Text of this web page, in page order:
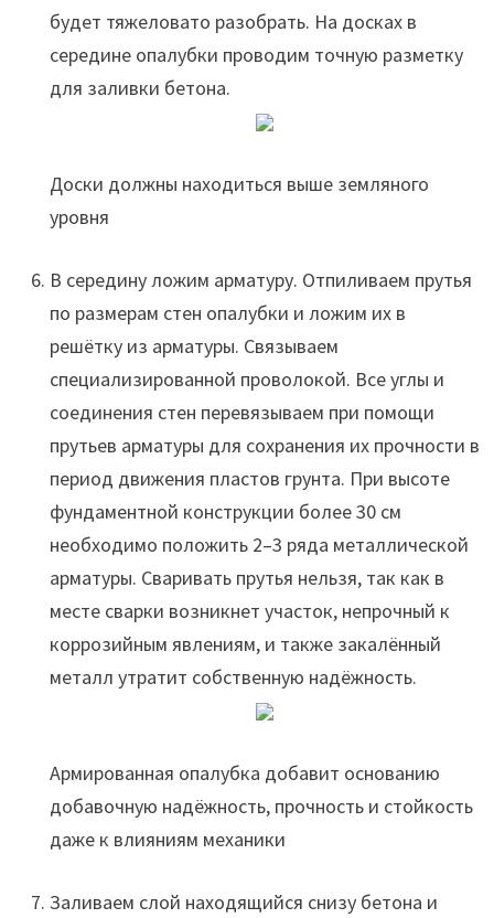
будет тяжеловато разобрать. На досках в
середине опалубки проводим точную разметку
для заливки бетона.
Доски должны находиться выше земляного
уровня
В середину ложим арматуру. Отпиливаем прутья
по размерам стен опалубки и ложим их в
решётку из арматуры. Связываем
специализированной проволокой. Все углы и
соединения стен перевязываем при помощи
прутьев арматуры для сохранения их прочности в
период движения пластов грунта. При высоте
фундаментной конструкции более 30 см
необходимо положить 2–3 ряда металлической
арматуры. Сваривать прутья нельзя, так как в
месте сварки возникнет участок, непрочный к
коррозийным явлениям, и также закалённый
металл утратит собственную надёжность.
Армированная опалубка добавит основанию
добавочную надёжность, прочность и стойкость
даже к влияниям механики
Заливаем слой находящийся снизу бетона и